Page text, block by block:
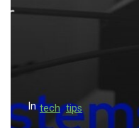
g
n
In tech tips